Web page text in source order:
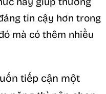
tin cậy hơn trong
mà có thêm nhiều
tiếp cận một